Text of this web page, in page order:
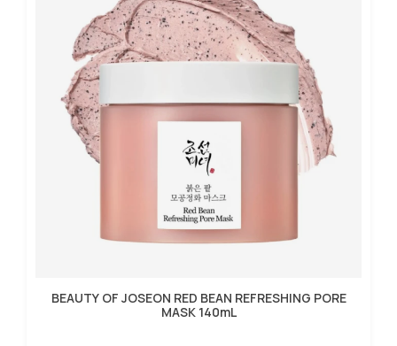
BEAUTY OF JOSEON RED BEAN REFRESHING PORE
MASK 140mL